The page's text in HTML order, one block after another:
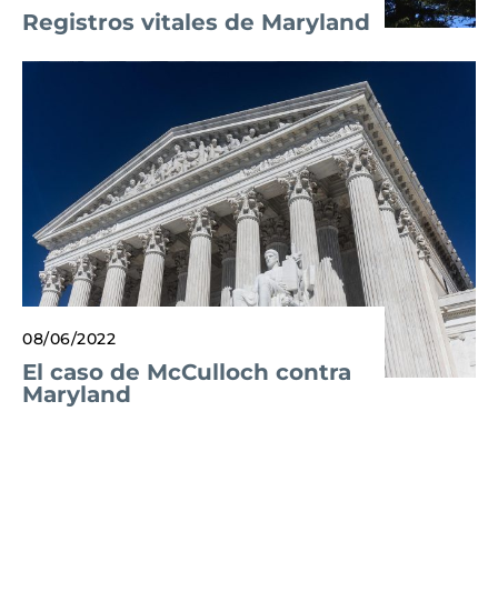
Registros vitales de Maryland
08/06/2022
El caso de McCulloch contra
Maryland